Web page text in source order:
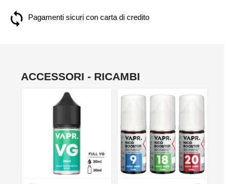
Pagamenti sicuri con carta di credito
ACCESSORI - RICAMBI